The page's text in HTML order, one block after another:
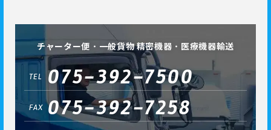
チャーター便・一般貨物 精密機器・医療機器輸送
TEL 075-392-7500
FAX 075-392-7258